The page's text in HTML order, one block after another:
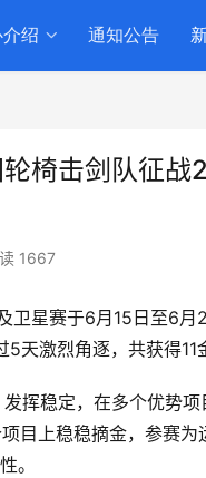
绍 通知公告
椅击剑队征
1667
星赛于6月15日至6
天激烈角逐，共获得11
挥稳定，在多个优势
目上稳稳摘金，参赛为
。